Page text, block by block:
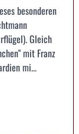
besonderen
Gleich
mit Franz
mi...